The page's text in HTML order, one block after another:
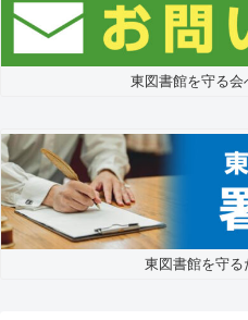
東図書館を守る
東図書館を守る